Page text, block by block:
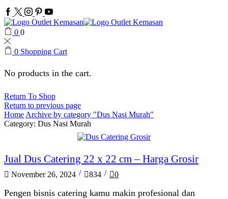
Facebook
Twitter
Instagram
Pinterest
Youtube
0 0
0 Shopping Cart
No products in the cart.
Return To Shop
Return to previous page
HomeArchive by category "Dus Nasi Murah"
Category: Dus Nasi Murah
Artikel
Jual Dus Catering 22 x 22 cm – Harga Grosir
November 26, 2024 / 834 / 0
Pengen bisnis catering kamu makin profesional dan